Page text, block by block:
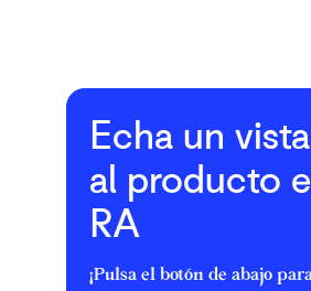
Echa un
al producto
RA
¡Pulsa el botón de abajo para